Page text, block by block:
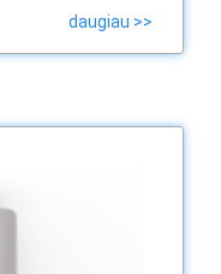
daugiau >>